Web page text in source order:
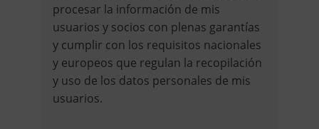
procesar la información de mis
usuarios y socios con plenas garantías
y cumplir con los requisitos nacionales
y europeos que regulan la recopilación
y uso de los datos personales de mis
usuarios.